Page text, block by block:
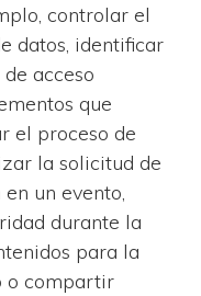
controlar el
datos, identificar
acceso
que
el proceso de
la solicitud de
un evento,
durante la
para la
o compartir